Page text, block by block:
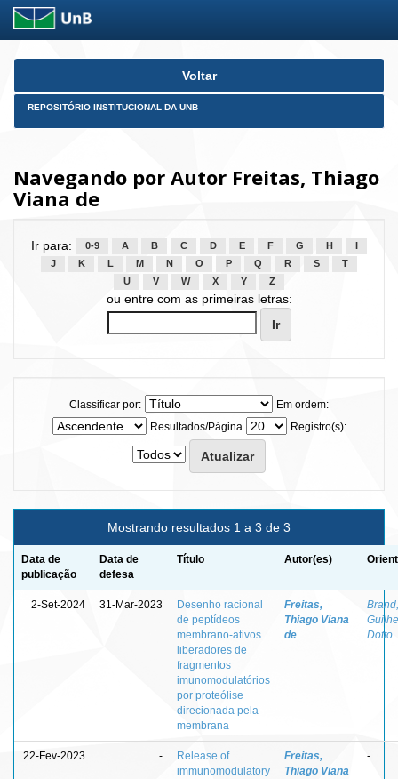
Skip
Voltar
REPOSITÓRIO INSTITUCIONAL DA UNB
Navegando por Autor Freitas, Thiago
Viana de
Ir para: 0-9 A B C D E F G H
J
K L M N O P Q R S
T
U
V W X Y Z
ou entre com as primeiras letras:
Classificar por:
Em ordem:
Resultados/Página
Registro(s):
Mostrando resultados 1 a 3 de 3
Data de
publicação
Data de
defesa
Título Autor(es)
2-Set-2024 31-Mar-2023
Desenho racional
de peptídeos
membrano-ativos
liberadores de
fragmentos
imunomodulatórios
por proteólise
direcionada pela
membrana
Freitas,
Thiago Viana
de
Brand,
Dotto
22-Fev-2023 -
Release of
immunomodulatory
Freitas,
Thiago Viana
-